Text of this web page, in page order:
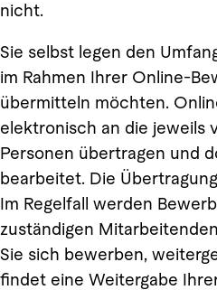
nicht.
Sie selbst legen den
im Rahmen Ihrer Online-
übermitteln möchten.
elektronisch an die jeweils
Personen übertragen und
bearbeitet. Die
Im Regelfall werden
zuständigen
Sie sich bewerben,
findet eine Weitergabe